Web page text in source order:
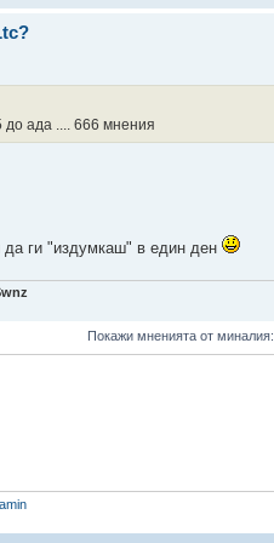
ада .... 666 мнения
ги "издумкаш" в един ден
Покажи мненията от миналия: